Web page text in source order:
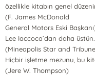
özellikle kitabın genel
(F. James McDonald
General Motors Eski
Lee Iaccoca`dan daha üstün.
(Mineapolis Star and
Hiçbir işletme mezunu, bu
(Jere W. Thompson)